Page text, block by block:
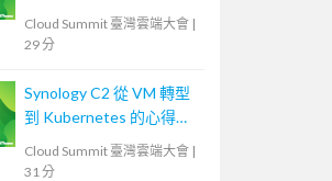
IaC 與維運新模式
Cloud Summit 臺灣雲端大會 |
29 分
Synology C2 從 VM 轉型
到 Kubernetes 的心得分
Cloud Summit 臺灣雲端大會 |
31 分